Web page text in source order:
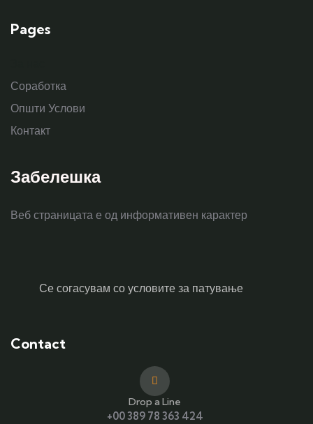
Pages
Соработка
Општи Услови
Контакт
Забелешка
Веб страницата е од информативен карактер
Се согасувам со условите за патување
Contact
Drop a Line
+00 389 78 363 424